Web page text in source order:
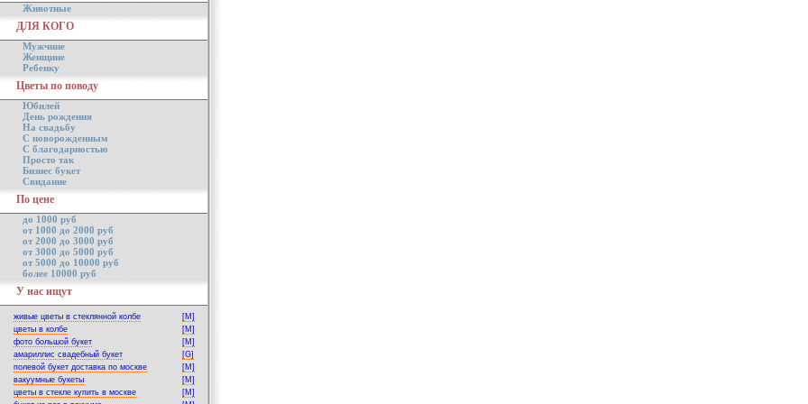
Животные
ДЛЯ КОГО
Мужчине
Женщине
Ребенку
Цветы по поводу
Юбилей
День рождения
На свадьбу
С новорожденным
С благодарностью
Просто так
Бизнес букет
Свидание
По цене
до 1000 руб
от 1000 до 2000 руб
от 2000 до 3000 руб
от 3000 до 5000 руб
от 5000 до 10000 руб
более 10000 руб
У нас ищут
живые цветы в стеклянной колбе
[M]
цветы в колбе
[M]
фото большой букет
[M]
амариллис свадебный букет
[G]
полевой букет доставка по москве
[M]
вакуумные букеты
[M]
цветы в стекле купить в москве
[M]